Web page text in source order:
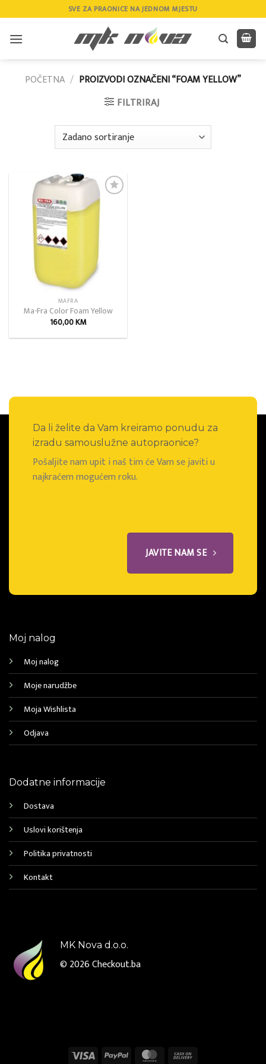
to
content
SVE ZA PRAONICE NA JEDNOM MJESTU
POČETNA / PROIZVODI OZNAČENI “FOAM YELLOW”
FILTRIRAJ
MAFRA
Ma-Fra Color Foam Yellow
160,00KM
Da li želite da Vam kreiramo ponudu za
izradu samouslužne autopraonice?
Pošaljite nam upit i naš tim će Vam se javiti u
najkraćem mogućem roku.
JAVITE NAM SE
Moj nalog
Moj nalog
Moje narudžbe
Moja Wishlista
Odjava
Dodatne informacije
Dostava
Uslovi korištenja
Politika privatnosti
Kontakt
MK Nova d.o.o.
© 2026Checkout.ba